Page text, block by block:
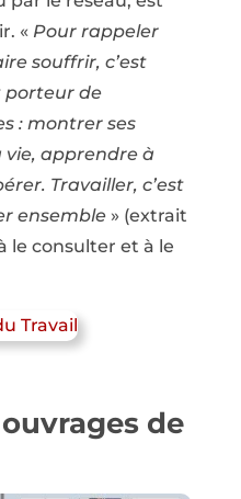
« Pour rappeler
souffrir, c’est
porteur de
: montrer ses
vie, apprendre à
Travailler, c’est
ensemble» (extrait
le consulter et à le
de